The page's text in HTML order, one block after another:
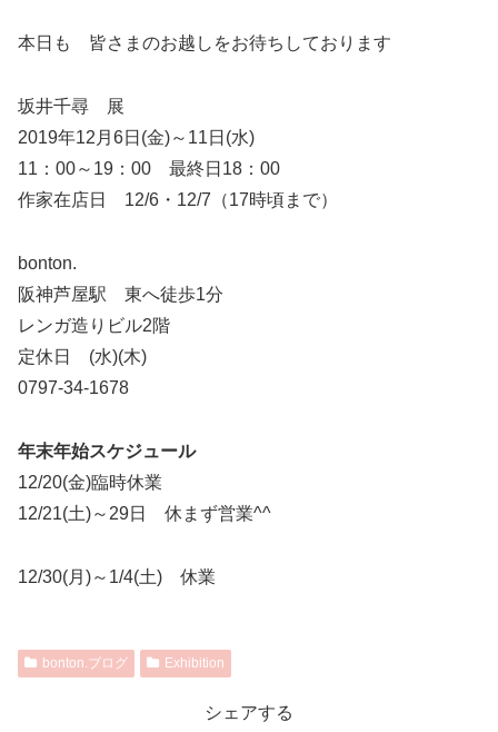
本日も 皆さまのお越しをお待ちしております
坂井千尋 展
2019年12月6日(金)～11日(水)
11：00～19：00 最終日18：00
作家在店日 12/6・12/7（17時頃まで）
bonton.
阪神芦屋駅 東へ徒歩1分
レンガ造りビル2階
定休日 (水)(木)
0797-34-1678
年末年始スケジュール
12/20(金)臨時休業
12/21(土)～29日 休まず営業^^
12/30(月)～1/4(土) 休業
bonton.ブログ Exhibition
シェアする